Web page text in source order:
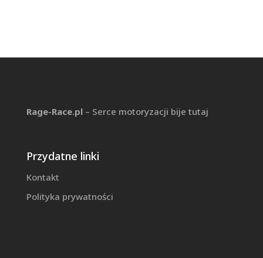
Rage-Race.pl– Serce motoryzacji bije tutaj
Przydatne linki
Kontakt
Polityka prywatności